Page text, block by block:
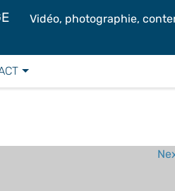
Vidéo, photographie,